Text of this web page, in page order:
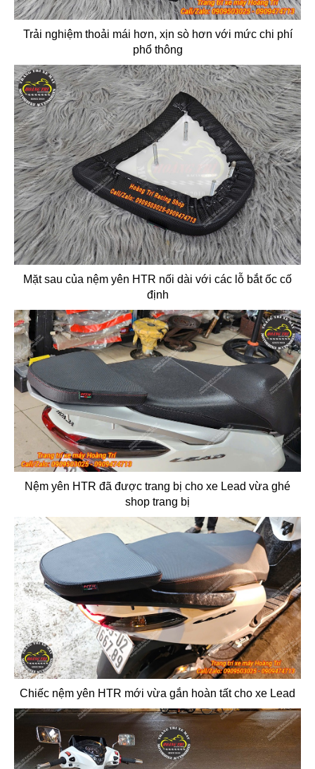
Trải nghiệm thoải mái hơn, xịn sò hơn với mức chi phí
phổ thông
Mặt sau của nệm yên HTR nối dài với các lỗ bắt ốc cố
định
Nệm yên HTR đã được trang bị cho xe Lead vừa ghé
shop trang bị
Chiếc nệm yên HTR mới vừa gắn hoàn tất cho xe Lead